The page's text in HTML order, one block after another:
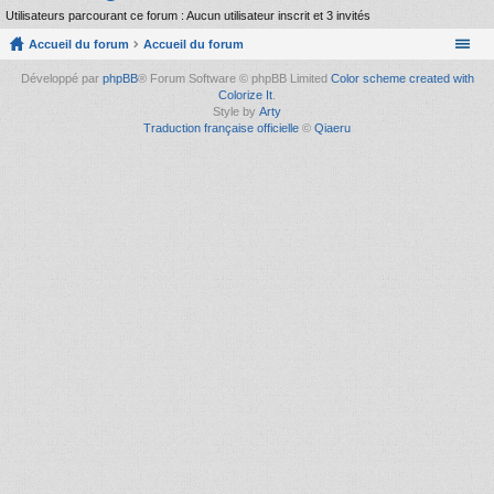
Utilisateurs parcourant ce forum : Aucun utilisateur inscrit et 3 invités
Accueil du forum Accueil du forum
Développé par phpBB® Forum Software © phpBB Limited Color scheme created with
Colorize It.
Style by Arty
Traduction française officielle © Qiaeru